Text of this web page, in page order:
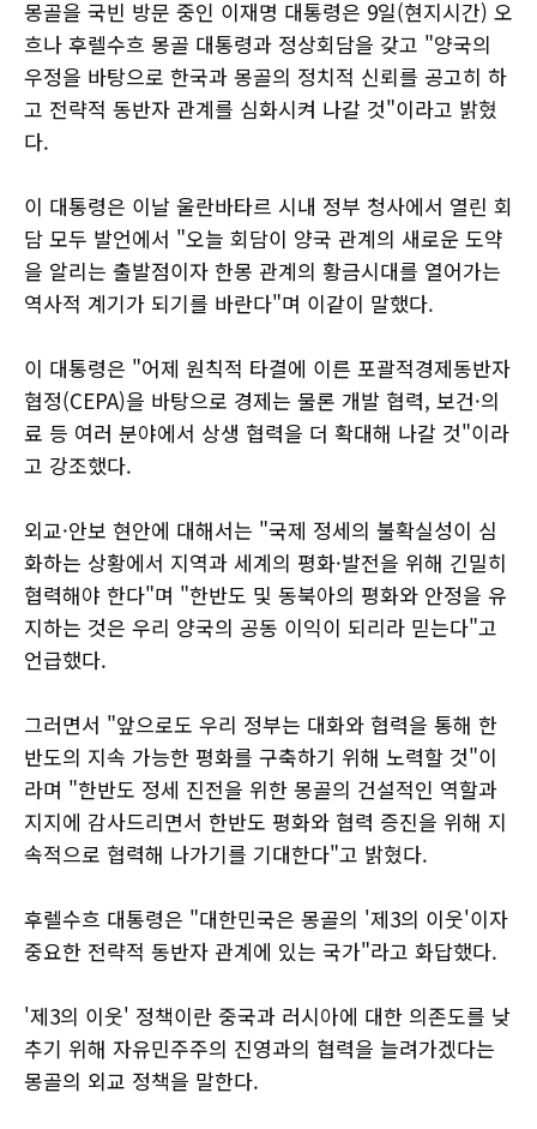
몽골을 국빈 방문 중인 이재명 대통령은 9일(현지시간) 오
흐나 후렐수흐 몽골 대통령과 정상회담을 갖고 "양국의
우정을 바탕으로 한국과 몽골의 정치적 신뢰를 공고히 하
고 전략적 동반자 관계를 심화시켜 나갈 것"이라고 밝혔
다.
이 대통령은 이날 울란바타르 시내 정부 청사에서 열린 회
담 모두 발언에서 "오늘 회담이 양국 관계의 새로운 도약
을 알리는 출발점이자 한몽 관계의 황금시대를 열어가는
역사적 계기가 되기를 바란다"며 이같이 말했다.
이 대통령은 "어제 원칙적 타결에 이른 포괄적경제동반자
협정(CEPA)을 바탕으로 경제는 물론 개발 협력, 보건·의
료 등 여러 분야에서 상생 협력을 더 확대해 나갈 것"이라
고 강조했다.
외교·안보 현안에 대해서는 "국제 정세의 불확실성이 심
화하는 상황에서 지역과 세계의 평화·발전을 위해 긴밀히
협력해야 한다"며 "한반도 및 동북아의 평화와 안정을 유
지하는 것은 우리 양국의 공동 이익이 되리라 믿는다"고
언급했다.
그러면서 "앞으로도 우리 정부는 대화와 협력을 통해 한
반도의 지속 가능한 평화를 구축하기 위해 노력할 것"이
라며 "한반도 정세 진전을 위한 몽골의 건설적인 역할과
지지에 감사드리면서 한반도 평화와 협력 증진을 위해 지
속적으로 협력해 나가기를 기대한다"고 밝혔다.
후렐수흐 대통령은 "대한민국은 몽골의 '제3의 이웃'이자
중요한 전략적 동반자 관계에 있는 국가"라고 화답했다.
'제3의 이웃' 정책이란 중국과 러시아에 대한 의존도를 낮
추기 위해 자유민주주의 진영과의 협력을 늘려가겠다는
몽골의 외교 정책을 말한다.